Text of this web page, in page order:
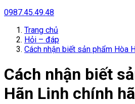
0987.45.49.48
Trang chủ
Hỏi – đáp
Cách nhận biết sản phẩm Hòa
Cách nhận biết
Hãn Linh chính